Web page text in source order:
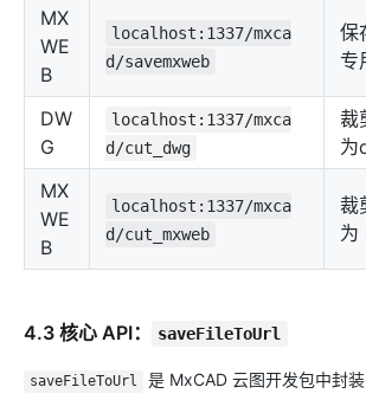
MX
WE
B
localhost:1337/mxca
d/savemxweb
保
专
DW
G
localhost:1337/mxca
d/cut_dwg
裁
为
MX
WE
B
localhost:1337/mxca
d/cut_mxweb
裁
为
4.3 核心 API： saveFileToUrl
saveFileToUrl
是 MxCAD 云图开发包中封